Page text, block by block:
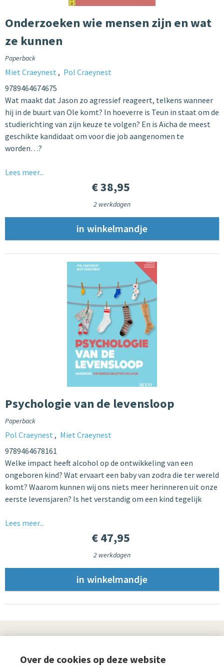
Onderzoeken wie mensen zijn en wat
ze kunnen
Paperback
Miet Craeynest
Pol Craeynest
9789464674675
Wat maakt dat Jason zo agressief reageert, telkens wanneer
hij in de buurt van Ole komt? In hoeverre is Teun in staat om de
studierichting van zijn keuze te volgen? En is Aïcha de meest
geschikte kandidaat om voor die job aangenomen te
worden…?
Lees meer...
€ 38,95
2 werkdagen
Psychologie van de levensloop
Paperback
Pol Craeynest
Miet Craeynest
9789464678161
Welke impact heeft alcohol op de ontwikkeling van een
ongeboren kind? Wat ervaart een baby van zodra die ter wereld
komt? Waarom kunnen wij ons niets meer herinneren uit onze
eerste levensjaren? Is het verstandig om een kind tegelijk
Lees meer...
€ 47,95
2 werkdagen
Over de cookies op deze website